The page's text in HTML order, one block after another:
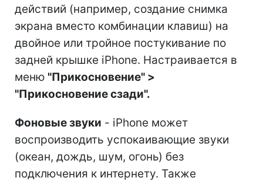
действий (например, создание снимка
экрана вместо комбинации клавиш) на
двойное или тройное постукивание по
задней крышке iPhone. Настраивается в
меню "Прикосновение" >
"Прикосновение сзади".
Фоновые звуки - iPhone может
воспроизводить успокаивающие звуки
(океан, дождь, шум, огонь) без
подключения к интернету. Также